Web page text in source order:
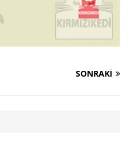
SONRAKI